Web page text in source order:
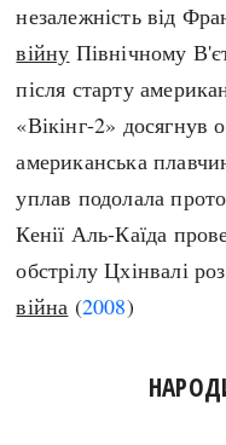
незалежність від
війну Північному
після старту
«Вікінг-2» досягнув
американська
уплав подолала
Кенії Аль-Каїда
обстрілу Цхінвалі
війна (2008)